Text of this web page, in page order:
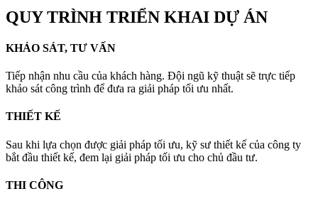
QUY TRÌNH TRIỂN KHAI DỰ ÁN
KHẢO SÁT, TƯ VẤN
Tiếp nhận nhu cầu của khách hàng. Đội ngũ kỹ thuật sẽ trực tiếp
khảo sát công trình để đưa ra giải pháp tối ưu nhất.
THIẾT KẾ
Sau khi lựa chọn được giải pháp tối ưu, kỹ sư thiết kế của công ty
bắt đầu thiết kế, đem lại giải pháp tối ưu cho chủ đầu tư.
THI CÔNG